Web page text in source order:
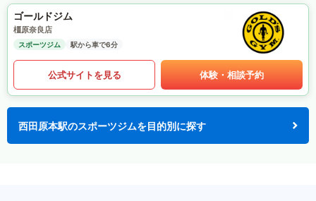
ゴールドジム
橿原奈良店
スポーツジム 駅から車で6分
公式サイトを見る 体験・相談予約
西田原本駅のスポーツジムを目的別に探す